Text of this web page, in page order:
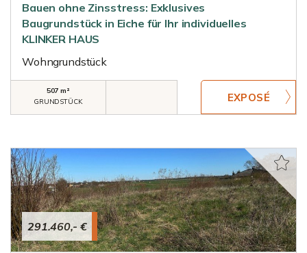
Bauen ohne Zinsstress: Exklusives
Baugrundstück in Eiche für Ihr individuelles
KLINKER HAUS
Wohngrundstück
507 m²
GRUNDSTÜCK
291.460,- €